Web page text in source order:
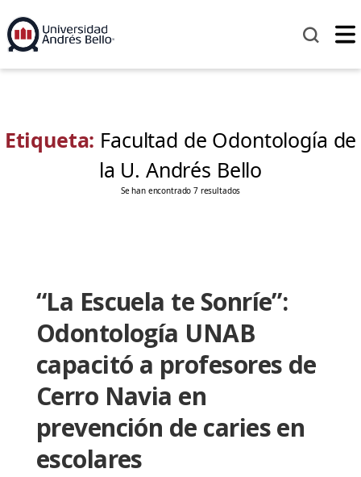
Etiqueta: Facultad de Odontología de
la U. Andrés Bello
Se han encontrado 7 resultados
“La Escuela te Sonríe”:
Odontología UNAB
capacitó a profesores de
Cerro Navia en
prevención de caries en
escolares